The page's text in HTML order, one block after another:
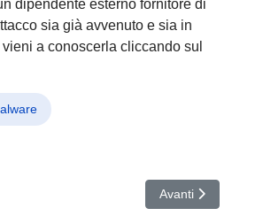
dipendente esterno fornitore di
sia già avvenuto e sia in
a conoscerla cliccando sul
Articolo
Avanti